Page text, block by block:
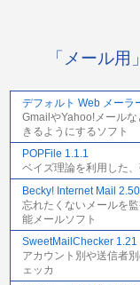
「メール
デフォルト Web メーラ
GmailやYahoo!メール
きるようにするソフト
POPFile 1.1.1
ベイズ理論を利用した
Becky! Internet Mail
忘れたくないメールを
能メールソフト
SweetMailChecker 1.21
アカウント別や送信者
ェッカ